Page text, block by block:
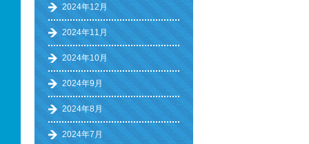
2024年12月
2024年11月
2024年10月
2024年9月
2024年8月
2024年7月